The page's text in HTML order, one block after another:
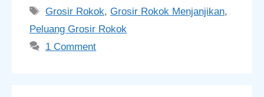
Tags
Grosir Rokok,Grosir Rokok Menjanjikan,
Peluang Grosir Rokok
1 Comment